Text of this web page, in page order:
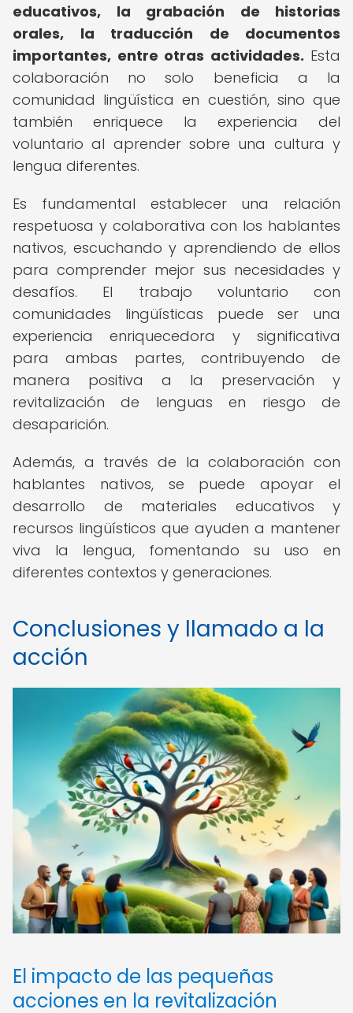
educativos, la grabación de historias
orales, la traducción de documentos
importantes, entre otras actividades. Esta
colaboración no solo beneficia a la
comunidad lingüística en cuestión, sino que
también enriquece la experiencia del
voluntario al aprender sobre una cultura y
lengua diferentes.
Es fundamental establecer una relación
respetuosa y colaborativa con los hablantes
nativos, escuchando y aprendiendo de ellos
para comprender mejor sus necesidades y
desafíos. El trabajo voluntario con
comunidades lingüísticas puede ser una
experiencia enriquecedora y significativa
para ambas partes, contribuyendo de
manera positiva a la preservación y
revitalización de lenguas en riesgo de
desaparición.
Además, a través de la colaboración con
hablantes nativos, se puede apoyar el
desarrollo de materiales educativos y
recursos lingüísticos que ayuden a mantener
viva la lengua, fomentando su uso en
diferentes contextos y generaciones.
Conclusiones y llamado a la
acción
El impacto de las pequeñas
acciones en la revitalización